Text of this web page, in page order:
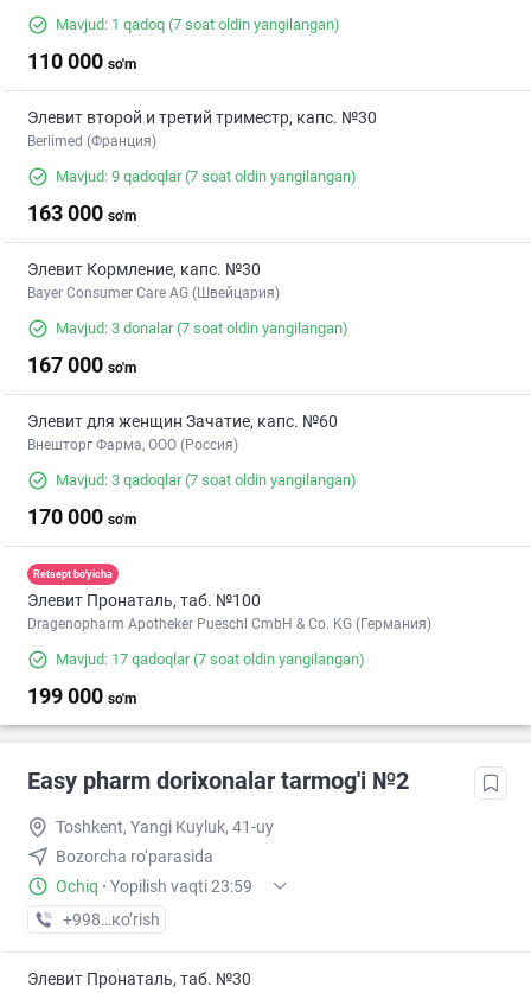
Mavjud: 1 qadoq (7 soat oldin yangilangan)
110 000 so'm
Элевит второй и третий триместр, капс. №30
Berlimed (Франция)
Mavjud: 9 qadoqlar(7 soat oldin yangilangan)
163 000 so'm
Элевит Кормление, капс. №30
Bayer Consumer Care AG (Швейцария)
Mavjud: 3 donalar(7 soat oldin yangilangan)
167 000 so'm
Элевит для женщин Зачатие, капс. №60
Внешторг Фарма, ООО (Россия)
Mavjud: 3 qadoqlar(7 soat oldin yangilangan)
170 000 so'm
Retsept bo'yicha
Элевит Пронаталь, таб. №100
Dragenopharm Apotheker Pueschl CmbH & Co. KG (Германия)
Mavjud: 17 qadoqlar(7 soat oldin yangilangan)
199 000 so'm
Easy pharm dorixonalar tarmog'i №2
Toshkent, Yangi Kuyluk, 41-uy
Bozorcha ro‘parasida
Ochiq · Yopilish vaqti 23:59
+998 (97) XXX-XX-XX
кo’rish
Элевит Пронаталь, таб. №30